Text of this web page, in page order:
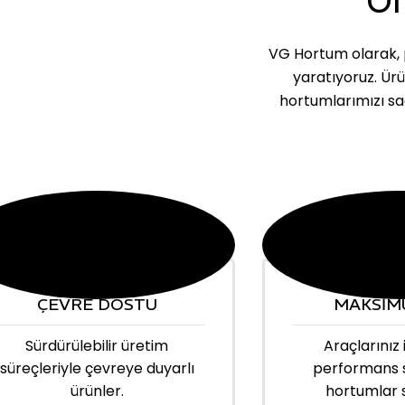
VG Hortum
yaratıyoruz.
hortumlarımızı
ÇEVRE DOSTU
Sürdürülebilir üretim
süreçleriyle çevreye duyarlı
ürünler.
performans
hortumlar